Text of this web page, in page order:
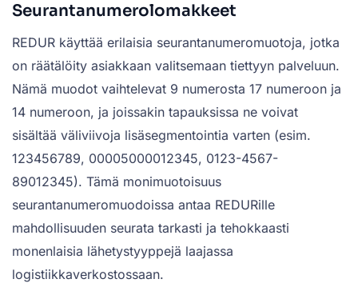
Seurantanumerolomakkeet
REDUR käyttää erilaisia seurantanumeromuotoja, jotka
on räätälöity asiakkaan valitsemaan tiettyyn palveluun.
Nämä muodot vaihtelevat 9 numerosta 17 numeroon ja
14 numeroon, ja joissakin tapauksissa ne voivat
sisältää väliviivoja lisäsegmentointia varten (esim.
123456789, 00005000012345, 0123-4567-
89012345). Tämä monimuotoisuus
seurantanumeromuodoissa antaa REDURille
mahdollisuuden seurata tarkasti ja tehokkaasti
monenlaisia lähetystyyppejä laajassa
logistiikkaverkostossaan.